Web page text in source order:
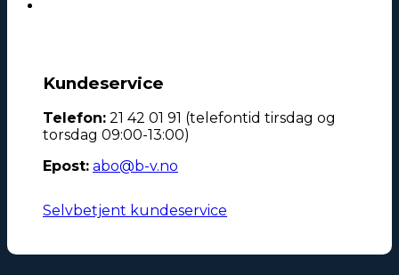
Kundeservice
Telefon: 21 42 01 91 (telefontid tirsdag og
torsdag 09:00-13:00)
Epost: abo@b-v.no
Selvbetjent kundeservice